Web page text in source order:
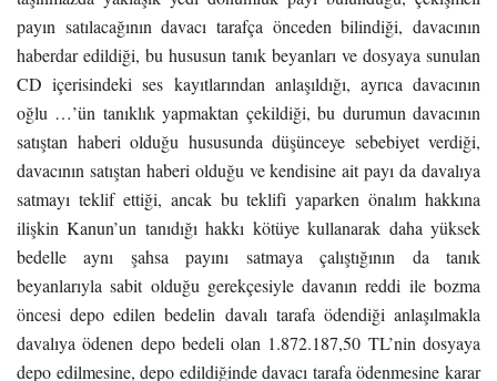
payın satılacağının davacı tarafça önceden bilindiği, davacının
haberdar edildiği, bu hususun tanık beyanları ve dosyaya sunulan
CD içerisindeki ses kayıtlarından anlaşıldığı, ayrıca davacının
oğlu …’ün tanıklık yapmaktan çekildiği, bu durumun davacının
satıştan haberi olduğu hususunda düşünceye sebebiyet verdiği,
davacının satıştan haberi olduğu ve kendisine ait payı da davalıya
satmayı teklif ettiği, ancak bu teklifi yaparken önalım hakkına
ilişkin Kanun’un tanıdığı hakkı kötüye kullanarak daha yüksek
bedelle aynı şahsa payını satmaya çalıştığının da tanık
beyanlarıyla sabit olduğu gerekçesiyle davanın reddi ile bozma
öncesi depo edilen bedelin davalı tarafa ödendiği anlaşılmakla
davalıya ödenen depo bedeli olan 1.872.187,50 TL’nin dosyaya
depo edilmesine, depo edildiğinde davacı tarafa ödenmesine karar